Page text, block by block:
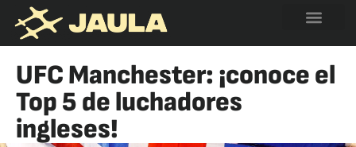
UFC Manchester: ¡conoce el
Top 5 de luchadores
ingleses!